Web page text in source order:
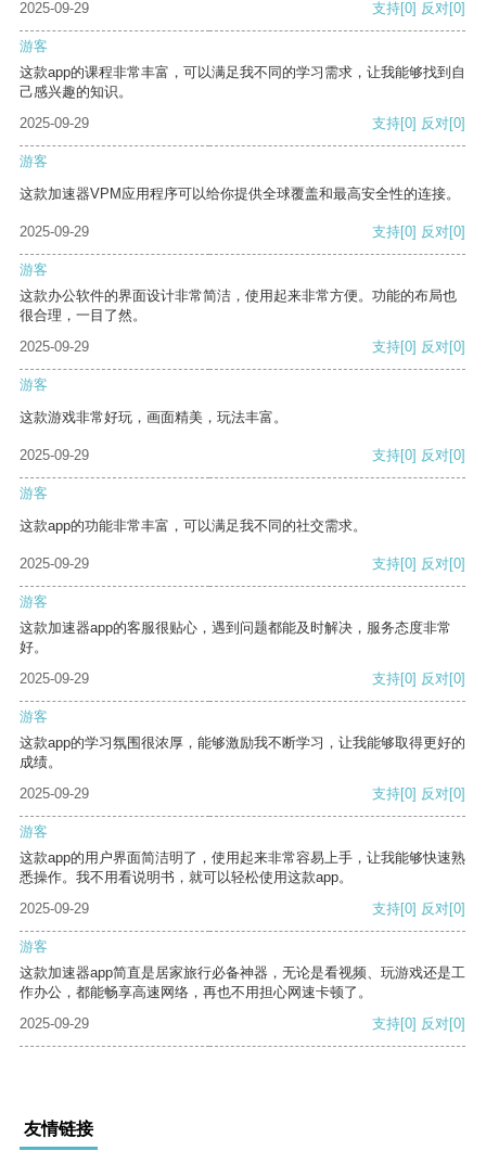
2025-09-29
支持[0] 反对[0]
游客
这款app的课程非常丰富，可以满足我不同的学习需求，让我能够找到自
己感兴趣的知识。
2025-09-29
支持[0] 反对[0]
游客
这款加速器VPM应用程序可以给你提供全球覆盖和最高安全性的连接。
2025-09-29 支持[0] 反对[0]
游客
这款办公软件的界面设计非常简洁，使用起来非常方便。功能的布局也
很合理，一目了然。
2025-09-29
支持[0] 反对[0]
游客
这款游戏非常好玩，画面精美，玩法丰富。
2025-09-29 支持[0] 反对[0]
游客
这款app的功能非常丰富，可以满足我不同的社交需求。
2025-09-29 支持[0] 反对[0]
游客
这款加速器app的客服很贴心，遇到问题都能及时解决，服务态度非常
好。
2025-09-29
支持[0] 反对[0]
游客
这款app的学习氛围很浓厚，能够激励我不断学习，让我能够取得更好的
成绩。
2025-09-29
支持[0] 反对[0]
游客
这款app的用户界面简洁明了，使用起来非常容易上手，让我能够快速熟
悉操作。我不用看说明书，就可以轻松使用这款app。
2025-09-29
支持[0] 反对[0]
游客
这款加速器app简直是居家旅行必备神器，无论是看视频、玩游戏还是工
作办公，都能畅享高速网络，再也不用担心网速卡顿了。
2025-09-29
支持[0] 反对[0]
友情链接